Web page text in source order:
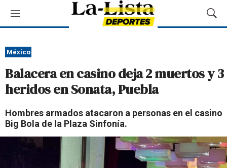
M
e
ú
M
o
a
r
s
u
e
d
México
Balacera en casino deja 2 muertos y 3
heridos en Sonata, Puebla
Hombres armados atacaron a personas en el casino
Big Bola de la Plaza Sinfonía.